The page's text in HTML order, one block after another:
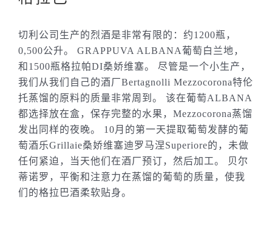
切利公司生产的烈酒是非常有限的：约1200瓶，
0,500公升。 GRAPPUVA ALBANA葡萄白兰地，
和1500瓶格拉帕DI桑娇维塞。 尽管是一个小生产，
我们从我们自己的酒厂Bertagnolli Mezzocorona特伦
托蒸馏的原料的质量非常周到。 该在葡萄ALBANA
都选择放在盒，保存完整的水果，Mezzocorona蒸馏
发出同样的夜晚。 10月的第一天提取葡萄发酵的葡
萄酒乐Grillaie桑娇维塞迪罗马涅Superiore的，未做
任何紧迫，当天他们在酒厂预订，然后加工。 贝尔
蒂诺罗，平衡和注意力在蒸馏的葡萄的质量，使我
们的格拉巴酒柔软贴身。